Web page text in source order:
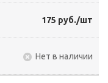
175 руб./шт
Нет в наличии